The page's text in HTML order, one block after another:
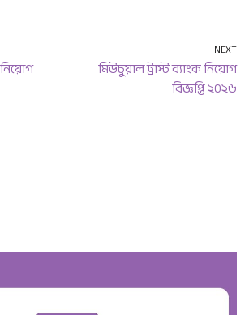
নিয়োগ
NEXT
মিউচুয়াল ট্রাস্ট ব্যাংক নিয়োগ
বিজ্ঞপ্তি ২০২৬